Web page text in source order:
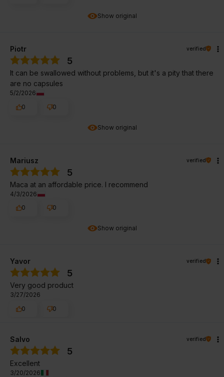
Show original
Show original
Piotr verified
5
It can be swallowed without problems, but it's a pity that there
are no capsules
5/2/2026
0
0
Show original
Mariusz verified
5
Maca at an affordable price. I recommend
4/3/2026
0
0
Yavor verified
5
Very good product
3/27/2026
0
0
Salvo verified
5
Excellent
3/20/2026